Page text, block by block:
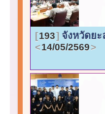
193 จังหวัดย
14/05/2569